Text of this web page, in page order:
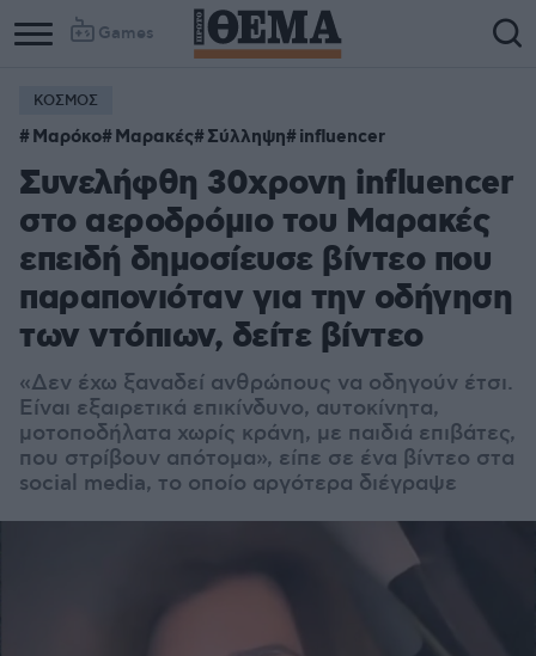
Games
ΚΟΣΜΟΣ
Μαρόκο Μαρακές Σύλληψη influencer
Συνελήφθη 30χρονη influencer
στο αεροδρόμιο του Μαρακές
επειδή δημοσίευσε βίντεο που
παραπονιόταν για την οδήγηση
των ντόπιων, δείτε βίντεο
«Δεν έχω ξαναδεί ανθρώπους να οδηγούν έτσι.
Είναι εξαιρετικά επικίνδυνο, αυτοκίνητα,
μοτοποδήλατα χωρίς κράνη, με παιδιά επιβάτες,
που στρίβουν απότομα», είπε σε ένα βίντεο στα
social media, το οποίο αργότερα διέγραψε